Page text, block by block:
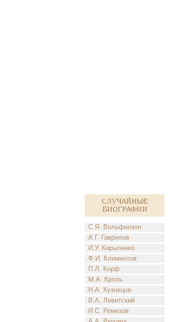
Случайные
биографии
С.Я. Вольфензон
А.Г. Гаврилов
И.У. Кирыленко
Ф.И. Климентов
П.Л. Корф
М.А. Кроль
Н.А. Кузнецов
В.А. Левитский
И.С. Ремезов